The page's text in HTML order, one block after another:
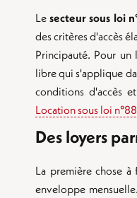
Le secteur sous loi
des critères d'accès
Principauté. Pour un
libre qui s'applique
conditions d'accès
Location sous loi
Des loyers
La première chose
enveloppe